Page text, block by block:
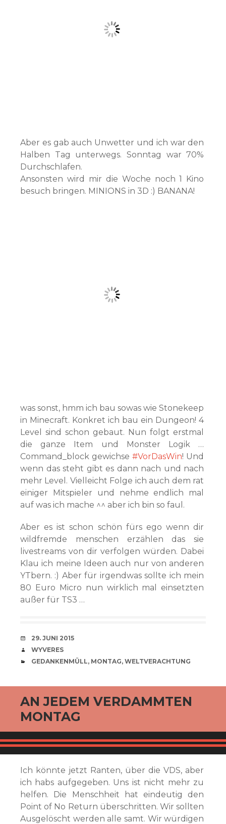
Aber es gab auch Unwetter und ich war den
Halben Tag unterwegs. Sonntag war 70%
Durchschlafen.
Ansonsten wird mir die Woche noch 1 Kino
besuch bringen. MINIONS in 3D :) BANANA!
was sonst, hmm ich bau sowas wie Stonekeep
in Minecraft. Konkret ich bau ein Dungeon! 4
Level sind schon gebaut. Nun folgt erstmal
die ganze Item und Monster Logik …
Command_block gewichse#VorDasWin! Und
wenn das steht gibt es dann nach und nach
mehr Level. Vielleicht Folge ich auch dem rat
einiger Mitspieler und nehme endlich mal
auf was ich mache ^^ aber ich bin so faul.
Aber es ist schon schön fürs ego wenn dir
wildfremde menschen erzählen das sie
livestreams von dir verfolgen würden. Dabei
Klau ich meine Ideen auch nur von anderen
YTbern. :) Aber für irgendwas sollte ich mein
80 Euro Micro nun wirklich mal einsetzten
außer für TS3 …
VERABREDUNG
29. JUNI 2015
VERFASSER
WYVERES
CATEGORIES
GEDANKENMÜLL, MONTAG, WELTVERACHTUNG
AN JEDEM VERDAMMTEN
MONTAG
Ich könnte jetzt Ranten, über die VDS, aber
ich habs aufgegeben. Uns ist nicht mehr zu
helfen. Die Menschheit hat eindeutig den
Point of No Return überschritten. Wir sollten
Ausgelöscht werden alle samt. Wir würdigen